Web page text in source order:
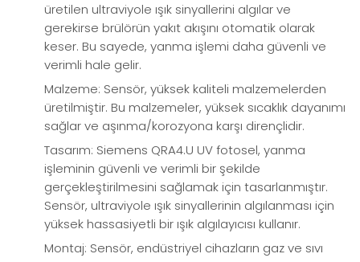
üretilen ultraviyole ışık sinyallerini algılar ve
gerekirse brülörün yakıt akışını otomatik olarak
keser. Bu sayede, yanma işlemi daha güvenli ve
verimli hale gelir.
Malzeme: Sensör, yüksek kaliteli malzemelerden
üretilmiştir. Bu malzemeler, yüksek sıcaklık dayanımı
sağlar ve aşınma/korozyona karşı dirençlidir.
Tasarım: Siemens QRA4.U UV fotosel, yanma
işleminin güvenli ve verimli bir şekilde
gerçekleştirilmesini sağlamak için tasarlanmıştır.
Sensör, ultraviyole ışık sinyallerinin algılanması için
yüksek hassasiyetli bir ışık algılayıcısı kullanır.
Montaj: Sensör, endüstriyel cihazların gaz ve sıvı